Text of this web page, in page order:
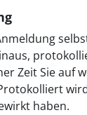
Zeit Sie auf
haben.